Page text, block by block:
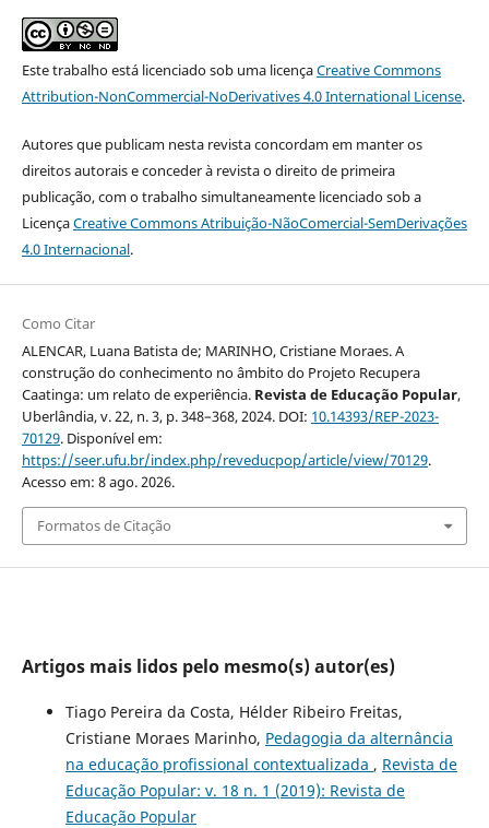
Este trabalho está licenciado sob uma licençaCreative Commons
Attribution-NonCommercial-NoDerivatives 4.0 International License.
Autores que publicam nesta revista concordam em manter os
direitos autorais e conceder à revista o direito de primeira
publicação, com o trabalho simultaneamente licenciado sob a
LicençaCreative Commons Atribuição-NãoComercial-SemDerivações
4.0 Internacional.
Como Citar
ALENCAR, Luana Batista de; MARINHO, Cristiane Moraes. A
construção do conhecimento no âmbito do Projeto Recupera
Caatinga: um relato de experiência. Revista de Educação Popular,
Uberlândia, v. 22, n. 3, p. 348–368, 2024. DOI: 10.14393/REP-2023-
70129. Disponível em:
https://seer.ufu.br/index.php/reveducpop/article/view/70129.
Acesso em: 8 ago. 2026.
Formatos de Citação
Artigos mais lidos pelo mesmo(s) autor(es)
Tiago Pereira da Costa, Hélder Ribeiro Freitas,
Cristiane Moraes Marinho, Pedagogia da alternância
na educação profissional contextualizada , Revista de
Educação Popular: v. 18 n. 1 (2019): Revista de
Educação Popular